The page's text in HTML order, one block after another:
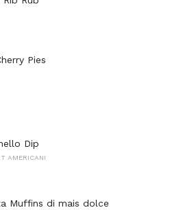
Pies
Dip
AMERICANI
Muffins di mais dolce